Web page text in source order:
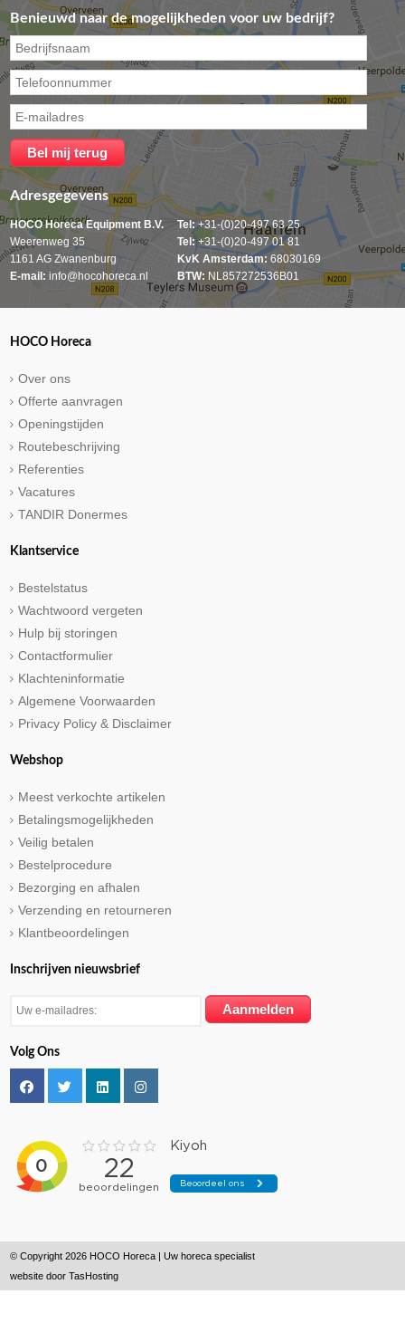
Benieuwd naar de mogelijkheden voor uw bedrijf?
Adresgegevens
HOCO Horeca Equipment B.V.
Weerenweg 35
1161 AG Zwanenburg
E-mail: info@hocohoreca.nl
Tel:+31-(0)20-497 63 25
Tel:+31-(0)20-497 01 81
KvK Amsterdam: 68030169
BTW: NL857272536B01
HOCO Horeca
Over ons
Offerte aanvragen
Openingstijden
Routebeschrijving
Referenties
Vacatures
TANDIR Donermes
Klantservice
Bestelstatus
Wachtwoord vergeten
Hulp bij storingen
Contactformulier
Klachteninformatie
Algemene Voorwaarden
Privacy Policy & Disclaimer
Webshop
Meest verkochte artikelen
Betalingsmogelijkheden
Veilig betalen
Bestelprocedure
Bezorging en afhalen
Verzending en retourneren
Klantbeoordelingen
Inschrijven nieuwsbrief
Volg Ons
© Copyright 2026 HOCO Horeca | Uw horeca specialist
website doorTasHosting